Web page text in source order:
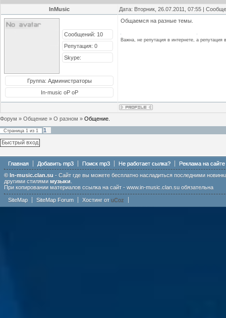
InMusic Дата: Вторник, 26.07.2011, 07:55 |
Сообщений: 10
Репутация: 0
Skype:
Группа: Администраторы
In-music oP oP
Общаемся на разные темы.
Важна, не репутация в интернете, а репутация
Форум » Общение » О разном » Общение.
Страница 1 из 1 1
Главная Добавить mp3 Поиск mp3 Не работает сылка?
Реклама на сайте
© In-music.clan.su - Сайт где вы можете бесплатно насладиться последними
другими стилями музыки
При копировании материалов ссылка на сайт - www.in-music.clan.su обязательна
SiteMap SiteMap Forum Хостинг от uCoz